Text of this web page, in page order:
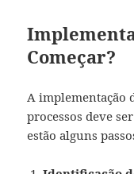
Começar?
A implementação
processos deve
estão alguns